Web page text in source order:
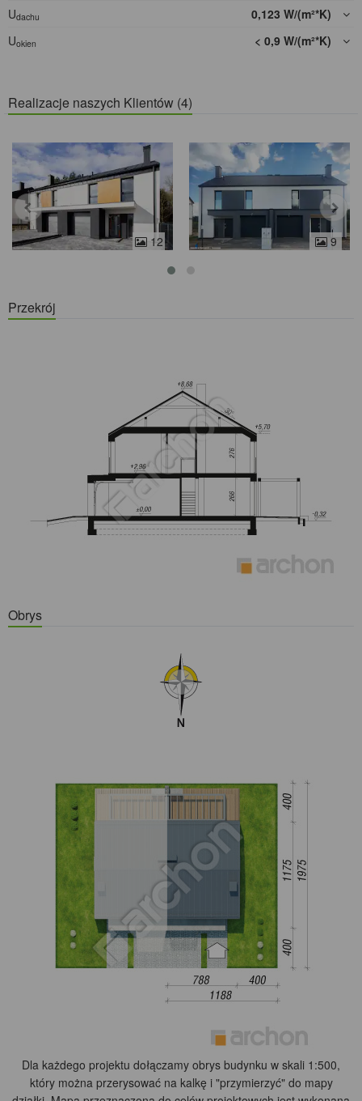
Udachu
0,123 W/(m²*K)
Uokien < 0,9 W/(m²*K)
Realizacje naszych Klientów (4)
12 9
Przekrój
Obrys
Dla każdego projektu dołączamy obrys budynku w skali 1:500,
który można przerysować na kalkę i "przymierzyć" do mapy